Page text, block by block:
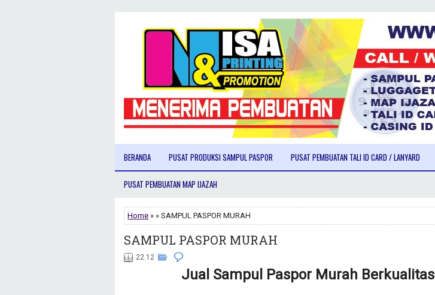
BERANDA PUSAT PRODUKSI SAMPUL PASPOR PUSAT PEMBUATAN TALI ID CARD / LANYARD
PUSAT PEMBUATAN MAP IJAZAH
Home » » SAMPUL PASPOR MURAH
SAMPUL PASPOR MURAH
22.12
Jual Sampul Paspor Murah Berkualitas